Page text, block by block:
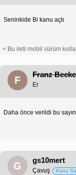
Seninkide Bi kanu açtı
< Bu ileti mobil sürüm
F
Franz
Er
Daha önce verildi bu
G
gs10mert
Çavuş Konu